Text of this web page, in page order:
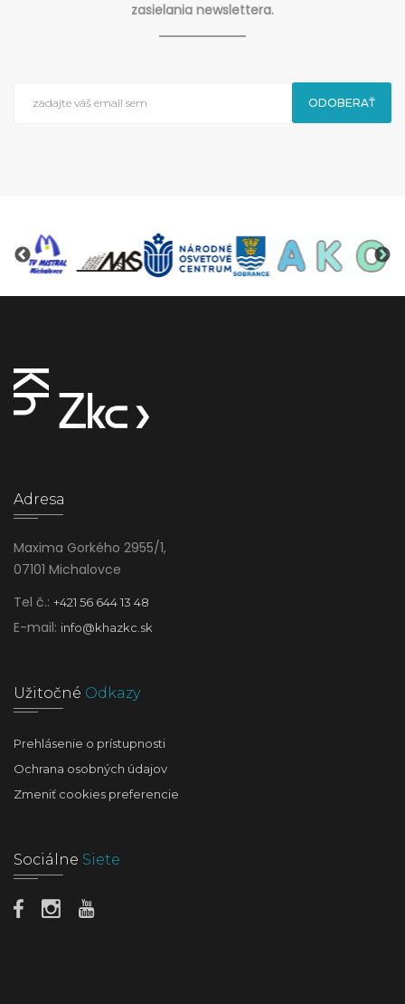
zasielania newslettera.
ODOBERAŤ
Adresa
Maxima Gorkého 2955/1,
07101 Michalovce
Tel č.: +421 56 644 13 48
E-mail: info@khazkc.sk
Užitočné Odkazy
Prehlásenie o prístupnosti
Ochrana osobných údajov
Zmeniť cookies preferencie
Sociálne Siete